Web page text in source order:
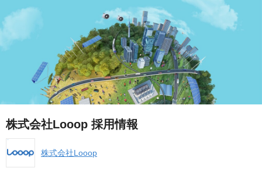
株式会社Looop 採用情報
株式会社Looop